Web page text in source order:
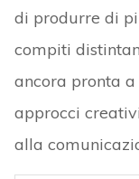
di produrre di
compiti
ancora pronta
approcci
alla